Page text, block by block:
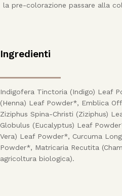
la pre-colorazione passare alla
Ingredienti
Indigofera Tinctoria (Indigo) Leaf
(Henna) Leaf Powder*, Emblica
Ziziphus Spina-Christi (Ziziphus)
Globulus (Eucalyptus) Leaf
Vera) Leaf Powder*, Curcuma
Powder*, Matricaria Recutita
agricoltura biologica).